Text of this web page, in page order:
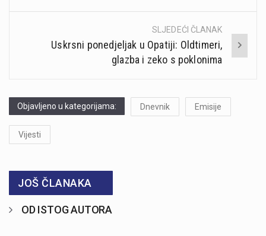
SLJEDEĆI ČLANAK
Uskrsni ponedjeljak u Opatiji: Oldtimeri,
glazba i zeko s poklonima
Objavljeno u kategorijama: Dnevnik Emisije
Vijesti
JOŠ ČLANAKA
OD ISTOG AUTORA